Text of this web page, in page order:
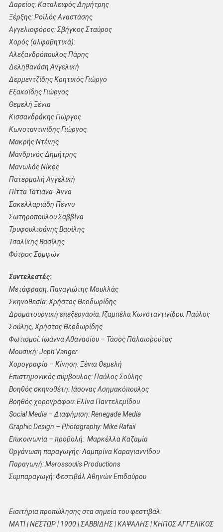
Δαρείος: Καταλειφός Δημήτρης
Ξέρξης: Ροϊλός Αναστάσης
Αγγελιοφόρος: Σβήγκος Σταύρος
Χορός (αλφαβητικά):
Αλεξανδρόπουλος Πάρης
Δεληθανάση Αγγελική
Δερμεντζίδης Κρητικός Γιώργο
Εξακοΐδης Γιώργος
Θεμελή Ξένια
Κισσανδράκης Γιώργος
Κωνσταντινίδης Γιώργος
Μακρής Ντένης
Μανδρινός Δημήτρης
Μανωλάς Νίκος
Πατερμαλή Αγγελική
Πίττα Τατιάνα- Άννα
Σακελλαριάδη Πέννυ
Σωτηροπούλου Σαββίνα
Τρυφουλτσάνης Βασίλης
Τσαλίκης Βασίλης
Φύτρος Σαμψών
Συντελεστές:
Μετάφραση: Παναγιώτης Μουλλάς
Σκηνοθεσία: Χρήστος Θεοδωρίδης
Δραματουργική επεξεργασία: Ιζαμπέλα Κωνσταντινίδου, Παύλος
Σούλης, Χρήστος Θεοδωρίδης
Φωτισμοί: Ιωάννα Αθανασίου – Τάσος Παλαιορούτας
Μουσική: Jeph Vanger
Χορογραφία – Κίνηση: Ξένια Θεμελή
Επιστημονικός σύμβουλος: Παύλος Σούλης
Βοηθός σκηνοθέτη: Ιάσονας Ασημακόπουλος
Βοηθός χορογράφου: Ελίνα Παντελεμίδου
Social Media – Διαφήμιση: Renegade Media
Graphic Design – Photography: Mike Rafail
Επικοινωνία – προβολή: Μαρκέλλα Καζαμία
Οργάνωση παραγωγής: Λαμπρίνα Καραγιαννίδου
Παραγωγή: Marossoulis Productions
Συμπαραγωγή: Φεστιβάλ Αθηνών Επιδαύρου
Εισιτήρια προπώλησης στα σημεία του φεστιβάλ:
ΜΑΤΙ | ΝΕΣΤΩΡ | 1900 | ΣΑΒΒΙΔΗΣ | ΚΑΨΑΛΗΣ | ΚΗΠΟΣ ΑΓΓΕΛΙΚΟΣ